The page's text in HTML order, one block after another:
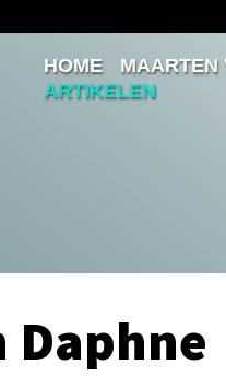
InloggenHOME MAARTEN
ARTIKELEN
Daphne